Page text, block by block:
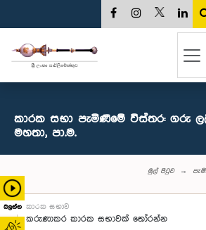
බලන්න
කාරක සභා පැමිණීමේ විස්තර: ගරු
මහතා, පා.ම.
මුල් පිටුව
කාරක සභාව